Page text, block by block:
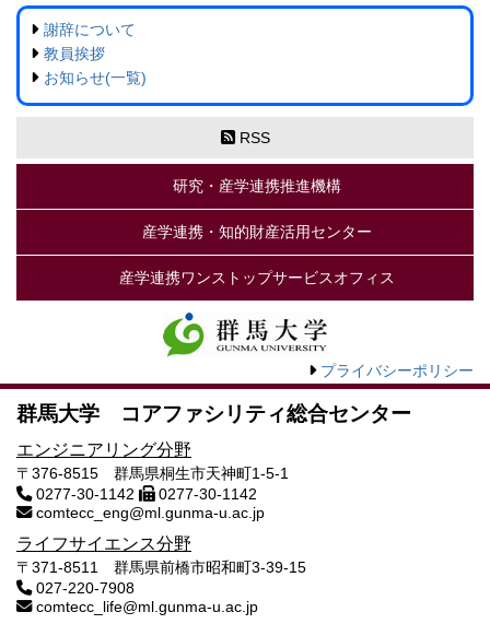
謝辞について
教員挨拶
お知らせ(一覧)
RSS
研究・産学連携推進機構
産学連携・知的財産活用センター
産学連携ワンストップサービスオフィス
プライバシーポリシー
群馬大学 コアファシリティ総合センター
エンジニアリング分野
〒376-8515 群馬県桐生市天神町1-5-1
0277-30-1142
0277-30-1142
comtecc_eng@ml.gunma-u.ac.jp
ライフサイエンス分野
〒371-8511 群馬県前橋市昭和町3-39-15
027-220-7908
comtecc_life@ml.gunma-u.ac.jp